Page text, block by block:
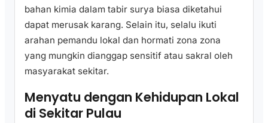
bahan kimia dalam tabir surya biasa diketahui
dapat merusak karang. Selain itu, selalu ikuti
arahan pemandu lokal dan hormati zona zona
yang mungkin dianggap sensitif atau sakral oleh
masyarakat sekitar.
Menyatu dengan Kehidupan Lokal
di Sekitar Pulau